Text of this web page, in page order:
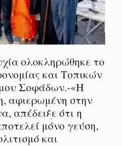
ολοκληρώθηκε το
και Τοπικών
Σοφάδων.-«Η
αφιερωμένη στην
απέδειξε ότι η
μόνο γεύση,
και